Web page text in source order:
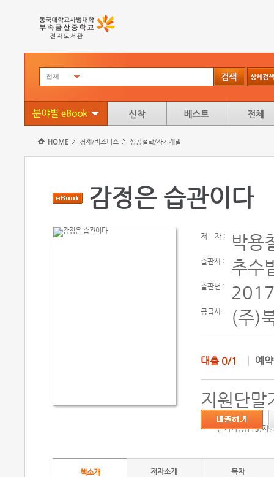
전체
HOME 경제/비즈니스 성공철학/자기계발
감정은 습관이다
저 자 : 박용
출판사 : 추수
출판년 :
공급사 : (주)
대출 0/1 예
지원단말
듣기기능(TTS)지
책소개 저자소개 목차